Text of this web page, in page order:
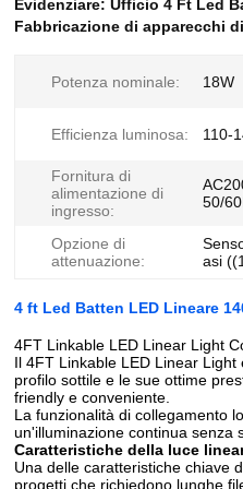
Evidenziare: Ufficio 4 Ft Led
Fabbricazione di apparecchi
Potenza nominale: 18W
Efficienza luminosa: 110-
Fornitura di
alimentazione di
ingresso:
50/
Opzione di
attenuazione:
asi
4 ft Led Batten LED Lineare
4FT Linkable LED Linear Light
Il 4FT Linkable LED Linear
profilo sottile e le sue ottime
friendly e conveniente.
La funzionalità di collegamento
un'illuminazione continua senza
Caratteristiche della luce
Una delle caratteristiche chiave
progetti che richiedono lunghe